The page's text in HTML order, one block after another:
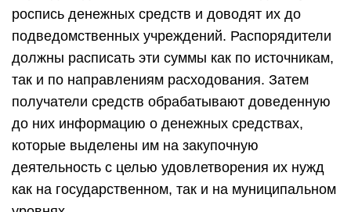
роспись денежных средств и доводят их до
подведомственных учреждений. Распорядители
должны расписать эти суммы как по источникам,
так и по направлениям расходования. Затем
получатели средств обрабатывают доведенную
до них информацию о денежных средствах,
которые выделены им на закупочную
деятельность с целью удовлетворения их нужд
как на государственном, так и на муниципальном